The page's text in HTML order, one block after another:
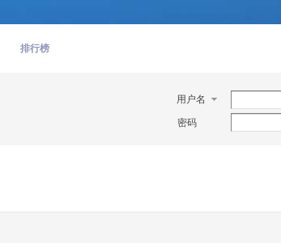
排行榜
用户名
密码